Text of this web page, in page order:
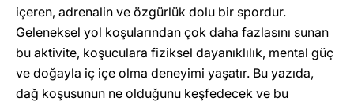
içeren, adrenalin ve özgürlük dolu bir spordur.
Geleneksel yol koşularından çok daha fazlasını sunan
bu aktivite, koşuculara fiziksel dayanıklılık, mental güç
ve doğayla iç içe olma deneyimi yaşatır. Bu yazıda,
dağ koşusunun ne olduğunu keşfedecek ve bu